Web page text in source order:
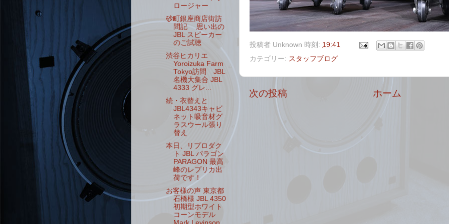
投稿者 Unknown 時刻: 19:41
カテゴリー: スタッフブログ
次の投稿 ホーム
ロージャー
砂町銀座商店街訪
問記 思い出の
JBL スピーカー
のご試聴
渋谷ヒカリエ
Yoroizuka Farm
Tokyo訪問 JBL
名機大集合 JBL
4333 グレ...
続・衣替えと
JBL4343キャビ
ネット吸音材グ
ラスウール張り
替え
本日、リプロダク
ト JBL パラゴン
PARAGON 最高
峰のレプリカ出
荷です！
お客様の声 東京都
石橋様 JBL 4350
初期型ホワイト
コーンモデル